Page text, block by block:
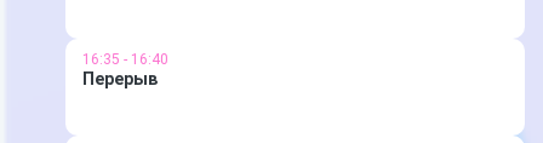
16:35 - 16:40
Перерыв